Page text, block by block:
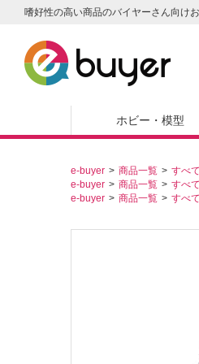
嗜好性の高い商品のバイヤーさん向け
ホビー・模型
e-buyer 商品一覧 すべ
e-buyer
商品一覧 すべ
e-buyer
商品一覧 すべ